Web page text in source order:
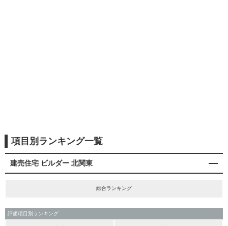
項目別ランキング一覧
建売住宅 ビルダー 北関東
総合ランキング
評価項目別ランキング